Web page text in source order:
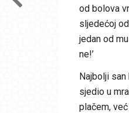
od bolova
sljedećoj
jedan od
ne!’
Najbolji
sjedio u
plačem,